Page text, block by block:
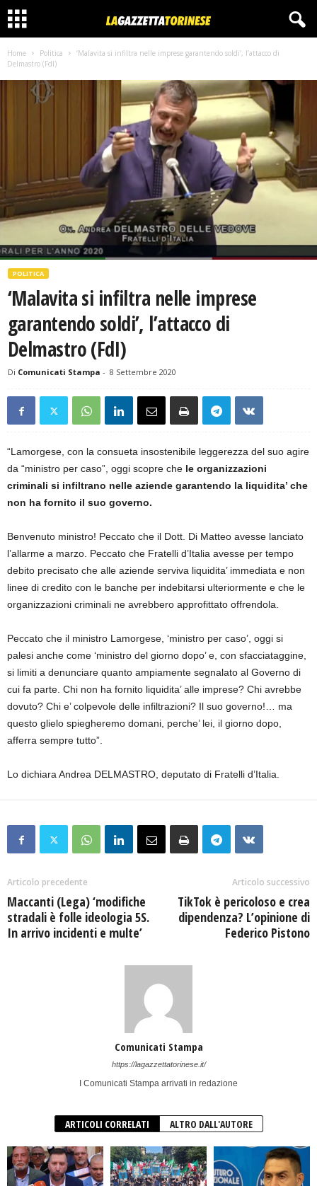
Home Politica
‘Malavita si infiltra nelle imprese garantendo soldi’, l’attacco di
Delmastro (FdI)
POLITICA
‘Malavita si infiltra nelle imprese
garantendo soldi’, l’attacco di
Delmastro (FdI)
Di Comunicati Stampa - 8 Settembre 2020
“Lamorgese, con la consueta insostenibile leggerezza del suo agire
da “ministro per caso”, oggi scopre che le organizzazioni
criminali si infiltrano nelle aziende garantendo la liquidita’ che
non ha fornito il suo governo.
Benvenuto ministro! Peccato che il Dott. Di Matteo avesse lanciato
l’allarme a marzo. Peccato che Fratelli d’Italia avesse per tempo
debito precisato che alle aziende serviva liquidita’ immediata e non
linee di credito con le banche per indebitarsi ulteriormente e che le
organizzazioni criminali ne avrebbero approfittato offrendola.
Peccato che il ministro Lamorgese, ‘ministro per caso’, oggi si
palesi anche come ‘ministro del giorno dopo’ e, con sfacciataggine,
si limiti a denunciare quanto ampiamente segnalato al Governo di
cui fa parte. Chi non ha fornito liquidita’ alle imprese? Chi avrebbe
dovuto? Chi e’ colpevole delle infiltrazioni? Il suo governo!… ma
questo glielo spiegheremo domani, perche’ lei, il giorno dopo,
afferra sempre tutto”.
Lo dichiara Andrea DELMASTRO, deputato di Fratelli d’Italia.
Articolo precedente
Maccanti (Lega) ‘modifiche
stradali è folle ideologia 5S.
In arrivo incidenti e multe’
Articolo successivo
TikTok è pericoloso e crea
dipendenza? L’opinione di
Federico Pistono
Comunicati Stampa
https://lagazzettatorinese.it/
I Comunicati Stampa arrivati in redazione
ARTICOLI CORRELATI ALTRO DALL'AUTORE